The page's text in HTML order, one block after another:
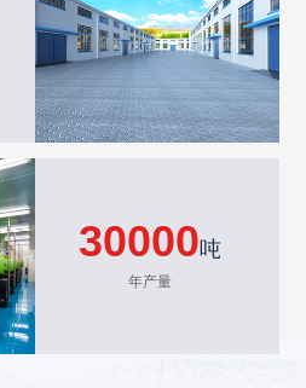
30000吨
年产量